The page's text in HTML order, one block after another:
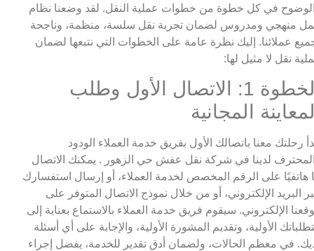
في كل خطوة من خطوات عملية النقل. لقد وضعنا نظام
منهجي ومدروس لضمان تجربة نقل سلسة، منظمة، وناجحة
عملائنا. إليك نظرة عامة على الخطوات التي نتبعها لضمان
نقل لا مثيل لها:
الخطوة 1: الاتصال الأول وطلب
المجانية
رحلتك معنا باتصالك الأول بفريق خدمة العملاء الودود
لدينا في شركة نقل عفش حي الزهور . يمكنك الاتصال
هاتفيًا على الرقم المخصص لخدمة العملاء، أو إرسال استفسارك
البريد الإلكتروني، أو من خلال نموذج الاتصال المتوفر على
الإلكتروني. سيقوم فريق خدمة العملاء بالاستماع بعناية إلى
الأولية، وتقديم المشورة الأولية، والإجابة على أي أسئلة
في معظم الحالات، ولضمان أدق تقدير للخدمة، يفضل إجراء